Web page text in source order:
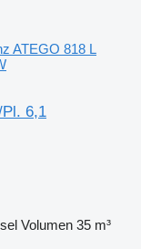
ATEGO 818 L
6,1
Volumen 35 m³